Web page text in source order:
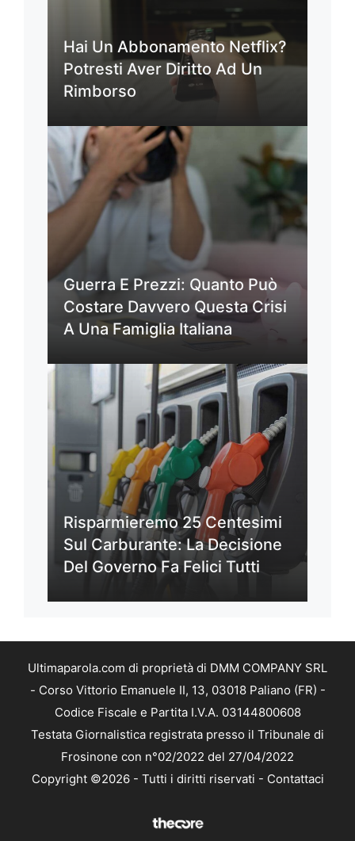
Hai Un Abbonamento Netflix?
Potresti Aver Diritto Ad Un
Rimborso
Guerra E Prezzi: Quanto Può
Costare Davvero Questa Crisi
A Una Famiglia Italiana
Risparmieremo 25 Centesimi
Sul Carburante: La Decisione
Del Governo Fa Felici Tutti
Ultimaparola.com di proprietà di DMM COMPANY SRL
- Corso Vittorio Emanuele II, 13, 03018 Paliano (FR) -
Codice Fiscale e Partita I.V.A. 03144800608
Testata Giornalistica registrata presso il Tribunale di
Frosinone con n°02/2022 del 27/04/2022
Copyright ©2026 - Tutti i diritti riservati - Contattaci